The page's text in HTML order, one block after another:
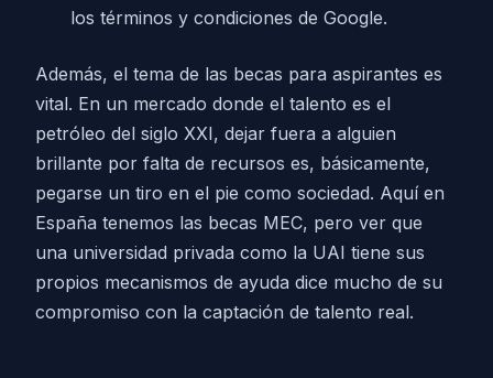
los términos y condiciones de Google.
Además, el tema de las becas para aspirantes es
vital. En un mercado donde el talento es el
petróleo del siglo XXI, dejar fuera a alguien
brillante por falta de recursos es, básicamente,
pegarse un tiro en el pie como sociedad. Aquí en
España tenemos las becas MEC, pero ver que
una universidad privada como la UAI tiene sus
propios mecanismos de ayuda dice mucho de su
compromiso con la captación de talento real.